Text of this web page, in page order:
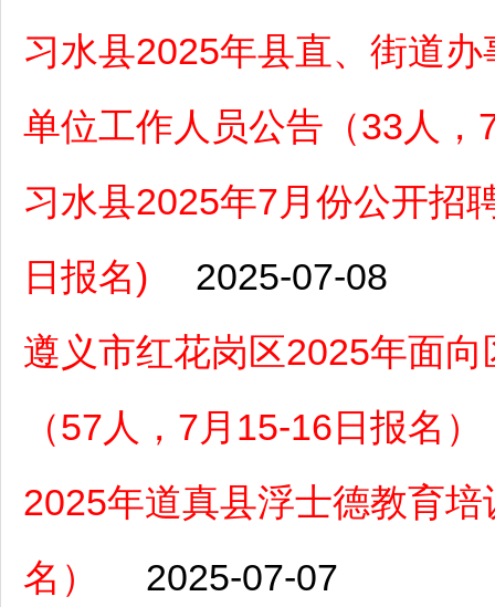
习水县2025年县直、街道
单位工作人员公告（33人，
习水县2025年7月份公开招
日报名)
2025-07-08
遵义市红花岗区2025年面
（57人，7月15-16日报名）
2025年道真县浮士德教育
名）
2025-07-07